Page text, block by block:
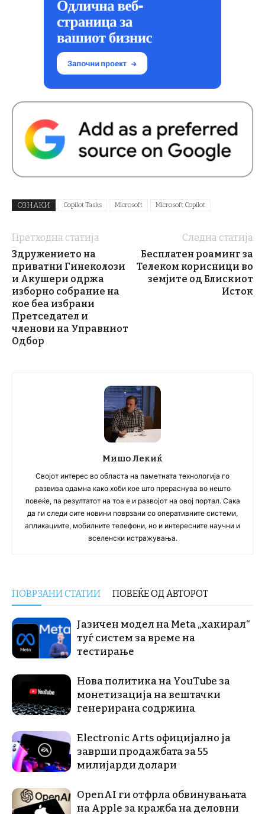
ОЗНАКИ Copilot Tasks Microsoft Microsoft Copilot
Претходна статија
Здружението на
приватни Гинеколози
и Акушери одржа
изборно собрание на
кое беа избрани
Претседател и
членови на Управниот
Одбор
Следна статија
Бесплатен роаминг за
Телеком корисници во
земјите од Блискиот
Исток
Мишо Лекиќ
Својот интерес во областа на паметната технологија го
развива одамна како хоби кое што прераснува во нешто
повеќе, па резултатот на тоа е и развојот на овој портал. Сака
да ги следи сите новини поврзани со оперативните системи,
апликациите, мобилните телефони, но и интересните научни и
вселенски истражувања.
ПОВРЗАНИ СТАТИИ ПОВЕЌЕ ОД АВТОРОТ
Јазичен модел на Meta „хакирал“
туѓ систем за време на
тестирање
Нова политика на YouTube за
монетизација на вештачки
генерирана содржина
Electronic Arts официјално ја
заврши продажбата за 55
милијарди долари
OpenAI ги отфрла обвинувањата
на Apple за кражба на деловни